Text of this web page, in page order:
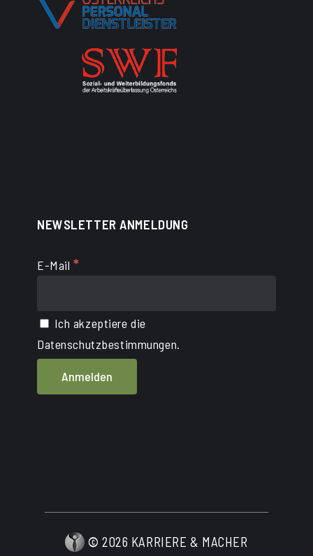
NEWSLETTER ANMELDUNG
E-Mail *
Ich akzeptiere die
Datenschutzbestimmungen.
©2026 KARRIERE & MACHER